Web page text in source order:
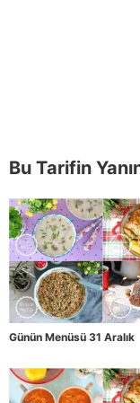
Bu Tarifin
Günün Menüsü 31 Aralık